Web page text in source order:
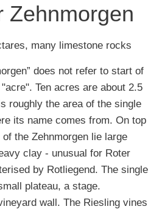
Zehnmorgen
many limestone rocks
does not refer to start of
Ten acres are about 2.5
roughly the area of the single
its name comes from. On top
the Zehnmorgen lie large
clay - unusual for Roter
by Rotliegend. The single
plateau, a stage.
wall. The Riesling vines